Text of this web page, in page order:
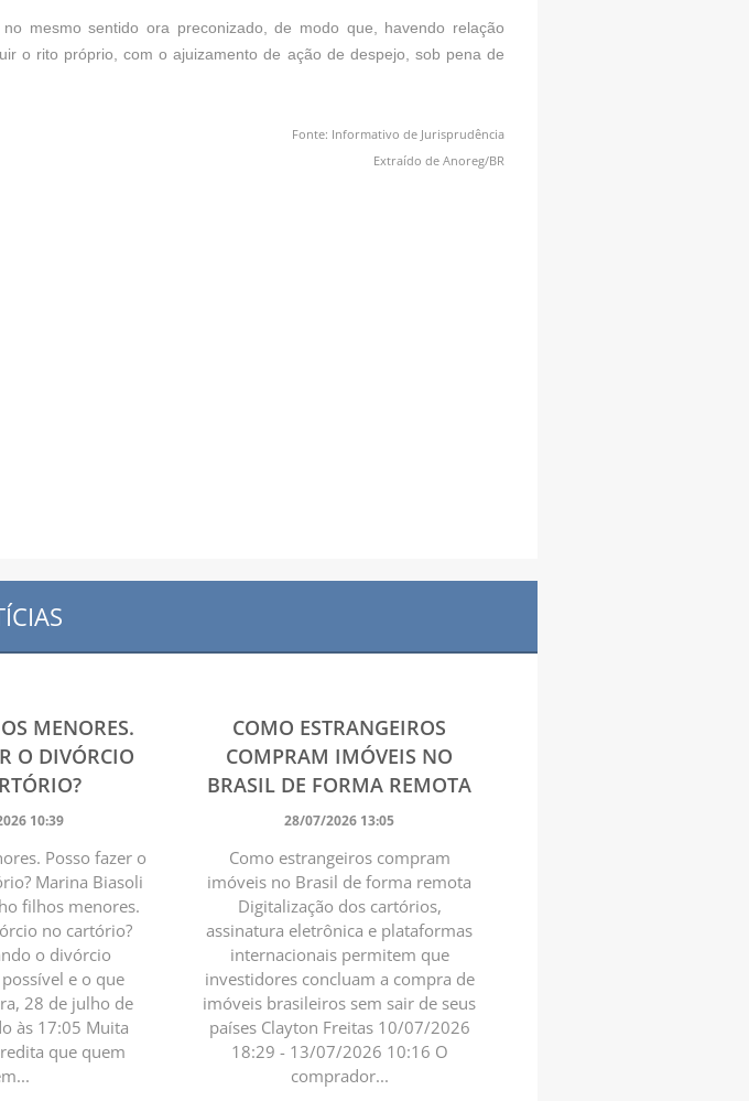
mesmo sentido ora preconizado, de modo que, havendo relação
o rito próprio, com o ajuizamento de ação de despejo, sob pena de
Fonte: Informativo de Jurisprudência
Extraído de Anoreg/BR
MENORES.
O DIVÓRCIO
10:39
Posso fazer o
Marina Biasoli
filhos menores.
no cartório?
o divórcio
e o que
28 de julho de
às 17:05 Muita
que quem
COMO ESTRANGEIROS
COMPRAM IMÓVEIS NO
BRASIL DE FORMA REMOTA
28/07/2026 13:05
Como estrangeiros compram
imóveis no Brasil de forma remota
Digitalização dos cartórios,
assinatura eletrônica e plataformas
internacionais permitem que
investidores concluam a compra de
imóveis brasileiros sem sair de seus
países Clayton Freitas 10/07/2026
18:29 - 13/07/2026 10:16 O
comprador...